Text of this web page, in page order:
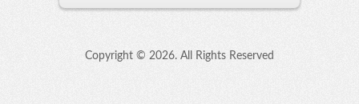
Copyright © 2026. All Rights Reserved